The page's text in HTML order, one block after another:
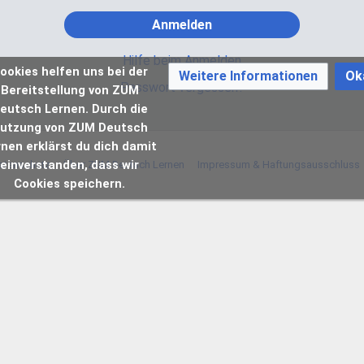
Anmelden
Hilfe beim Anmelden
Passwort vergessen?
Über ZUM Deutsch Lernen Impressum & Haftungsausschluss
helfen uns bei der
Bereitstellung von ZUM
Lernen. Durch die
von ZUM Deutsch
erklärst du dich damit
einverstanden, dass wir
Cookies speichern.
Weitere Informationen